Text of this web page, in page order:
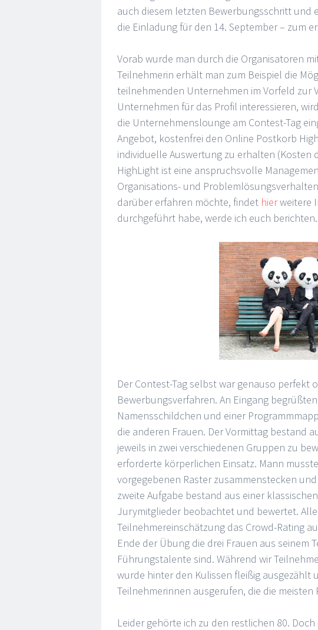
auch diesem letzten Bewerbungsschritt und
die Einladung für den 14. September – zum
Vorab wurde man durch die Organisatoren
Teilnehmerin erhält man zum Beispiel die
teilnehmenden Unternehmen im Vorfeld zur
Unternehmen für das Profil interessieren,
die Unternehmenslounge am Contest-Tag
Angebot, kostenfrei den Online Postkorb
individuelle Auswertung zu erhalten (Kosten
HighLight ist eine anspruchsvolle
Organisations- und
darüber erfahren möchte, findet hierweitere
durchgeführt habe, werde ich euch berichten.
Der Contest-Tag selbst war genauso perfekt
Bewerbungsverfahren. An Eingang
Namensschildchen und einer
die anderen Frauen. Der Vormittag bestand
jeweils in zwei verschiedenen Gruppen zu
erforderte körperlichen Einsatz. Mann
vorgegebenen Raster zusammenstecken
zweite Aufgabe bestand aus einer
Jurymitglieder beobachtet und bewertet.
Teilnehmereinschätzung das Crowd-Rating
Ende der Übung die drei Frauen aus seinem
Führungstalente sind. Während wir
wurde hinter den Kulissen fleißig ausgezählt
Teilnehmerinnen ausgerufen, die die
Leider gehörte ich zu den restlichen 80.